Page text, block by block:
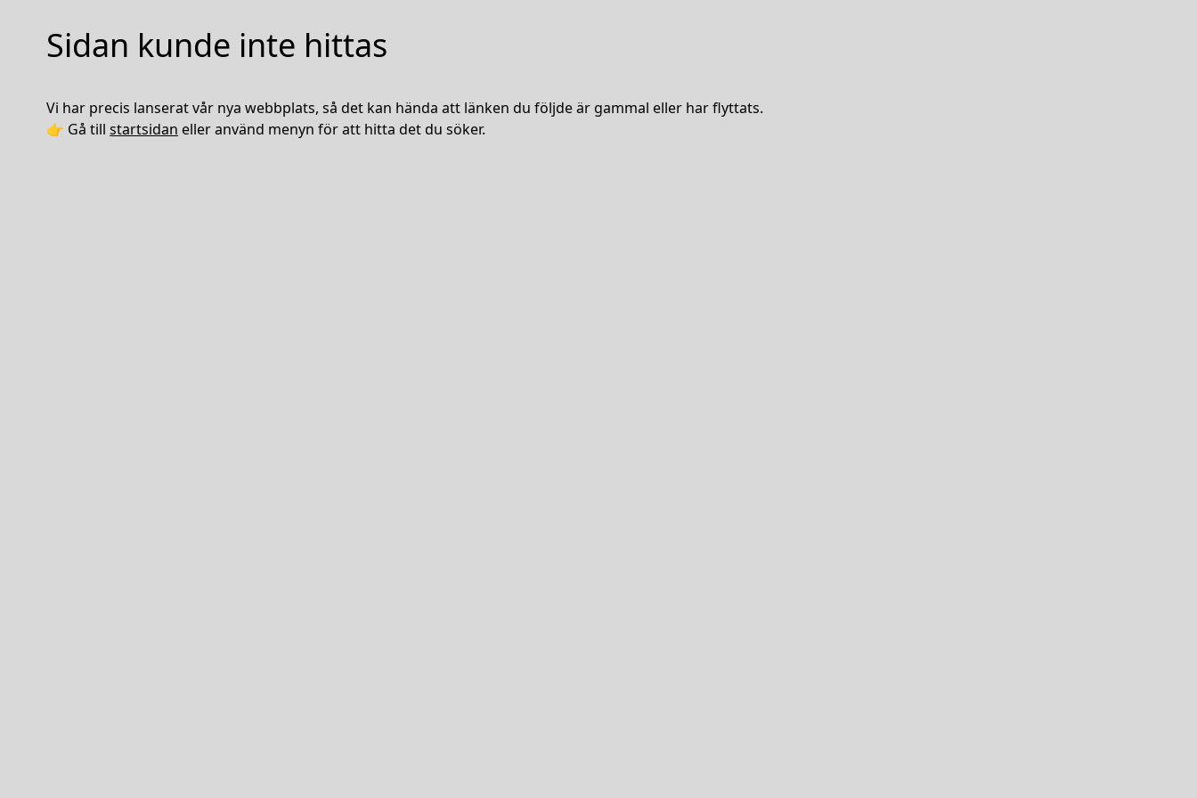
Sidan kunde inte hittas
Vi har precis lanserat vår nya webbplats, så det kan hända att länken du följde är gammal eller har flyttats.
👉 Gå till startsidan eller använd menyn för att hitta det du söker.